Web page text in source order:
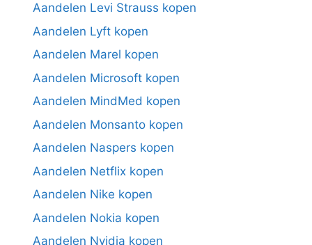
Aandelen Levi Strauss kopen
Aandelen Lyft kopen
Aandelen Marel kopen
Aandelen Microsoft kopen
Aandelen MindMed kopen
Aandelen Monsanto kopen
Aandelen Naspers kopen
Aandelen Netflix kopen
Aandelen Nike kopen
Aandelen Nokia kopen
Aandelen Nvidia kopen